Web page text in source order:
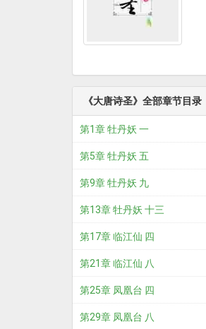
《大唐诗圣》全部章节目录
第1章 牡丹妖 一
第5章 牡丹妖 五
第9章 牡丹妖 九
第13章 牡丹妖 十三
第17章 临江仙 四
第21章 临江仙 八
第25章 凤凰台 四
第29章 凤凰台 八